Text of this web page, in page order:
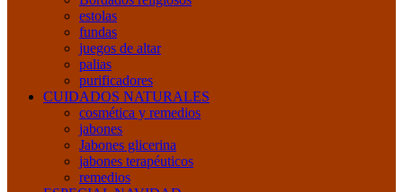
estolas
fundas
juegos de altar
palias
purificadores
CUIDADOS NATURALES
cosmética y remedios
jabones
Jabones glicerina
jabones terapéuticos
remedios